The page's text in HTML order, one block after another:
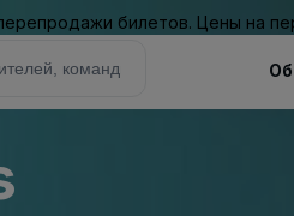
билетов. Цены на